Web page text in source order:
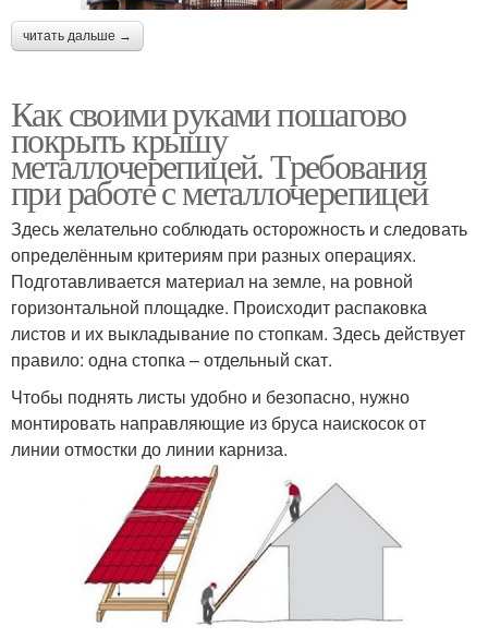
читать дальше →
Как своими руками пошагово
покрыть крышу
металлочерепицей. Требования
при работе с металлочерепицей
Здесь желательно соблюдать осторожность и следовать
определённым критериям при разных операциях.
Подготавливается материал на земле, на ровной
горизонтальной площадке. Происходит распаковка
листов и их выкладывание по стопкам. Здесь действует
правило: одна стопка – отдельный скат.
Чтобы поднять листы удобно и безопасно, нужно
монтировать направляющие из бруса наискосок от
линии отмостки до линии карниза.